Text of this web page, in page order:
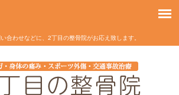
合わせなどに、2丁目の整骨院がお応え致します。